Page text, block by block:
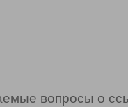
вопросы о